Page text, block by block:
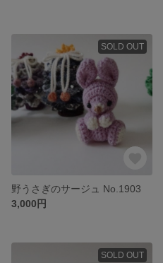
SOLD OUT
野うさぎのサージュ No.1903
3,000円
SOLD OUT